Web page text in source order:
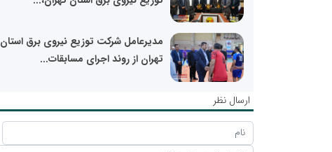
مدیرعامل شرکت توزیع نیروی برق استان
تهران از روند اجرای مسابقات...
ارسال نظر